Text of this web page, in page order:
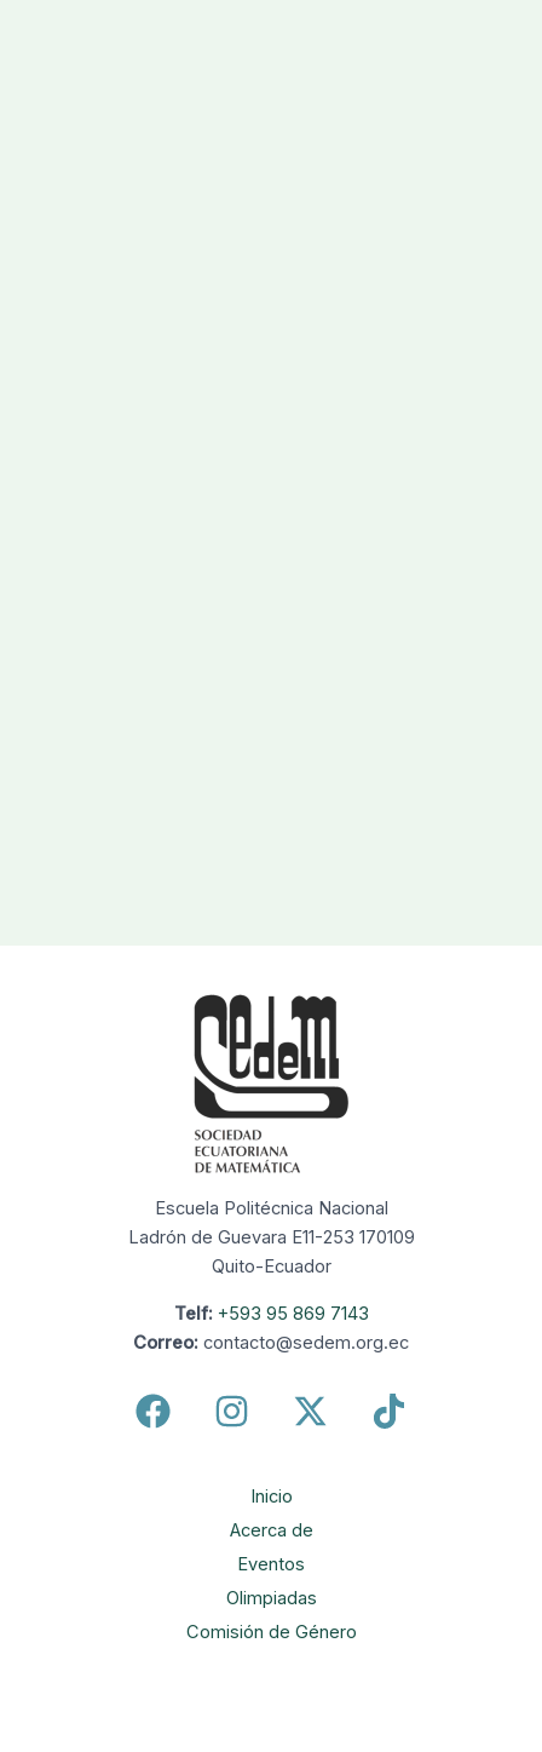
Escuela Politécnica Nacional
Ladrón de Guevara E11-253 170109
Quito-Ecuador
Telf: +593 95 869 7143
Correo: contacto@sedem.org.ec
Inicio
Acerca de
Eventos
Olimpiadas
Comisión de Género